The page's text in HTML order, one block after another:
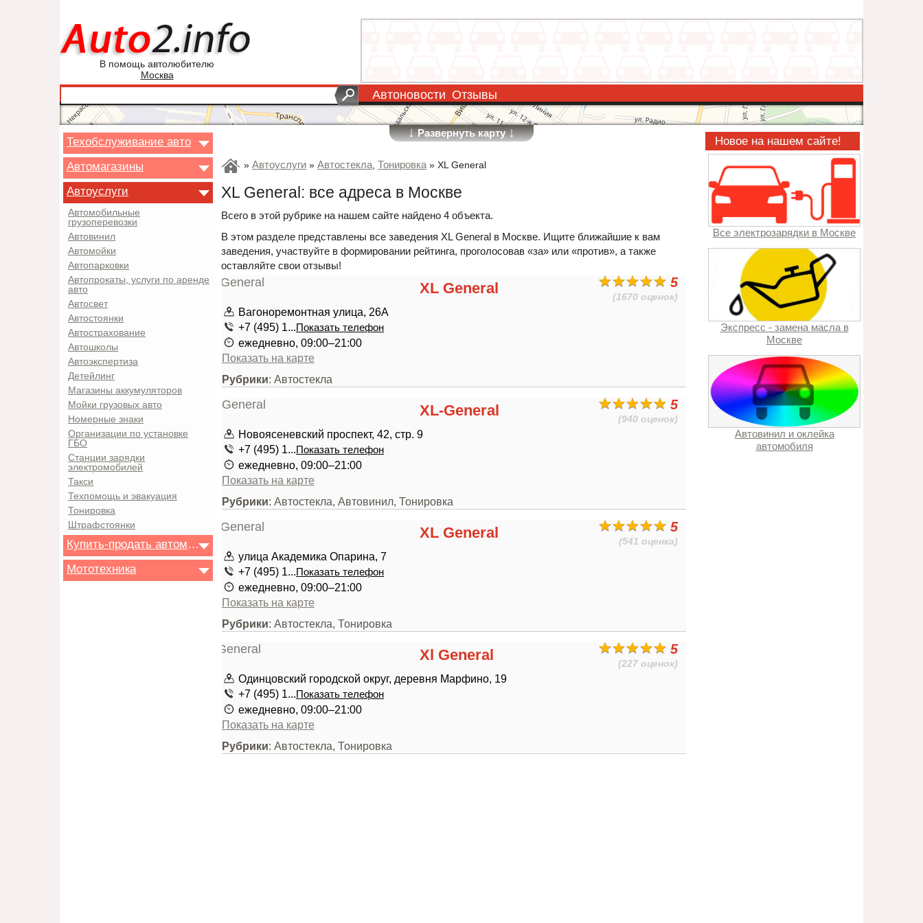
В помощь автолюбителю
Москва
Автоновости Отзывы
↓Развернуть карту↓
Техобслуживание авто
Автомагазины
Автоуслуги
Автомобильные
грузоперевозки
Автовинил
Автомойки
Автопарковки
Автопрокаты, услуги по аренде
авто
Автосвет
Автостоянки
Автострахование
Автошколы
Автоэкспертиза
Детейлинг
Магазины аккумуляторов
Мойки грузовых авто
Номерные знаки
Организации по установке
ГБО
Станции зарядки
электромобилей
Такси
Техпомощь и эвакуация
Тонировка
Штрафстоянки
Купить-продать автомобиль
Мототехника
» Автоуслуги » Автостекла, Тонировка» XL General
XL General: все адреса в Москве
Всего в этой рубрике на нашем сайте найдено 4 объекта.
В этом разделе представлены все заведения XL General в Москве. Ищите ближайшие к вам
заведения, участвуйте в формировании рейтинга, проголосовав «за» или «против», а также
оставляйте свои отзывы!
5
(1670 оценок)
XL General
Вагоноремонтная улица, 26А
+7 (495) 1...Показать телефон
ежедневно, 09:00–21:00
Показать на карте
Рубрики: Автостекла
5
(940 оценок)
XL-General
Новоясеневский проспект, 42, стр. 9
+7 (495) 1...Показать телефон
ежедневно, 09:00–21:00
Показать на карте
Рубрики: Автостекла, Автовинил, Тонировка
5
(541 оценка)
XL General
улица Академика Опарина, 7
+7 (495) 1...Показать телефон
ежедневно, 09:00–21:00
Показать на карте
Рубрики: Автостекла, Тонировка
5
(227 оценок)
Xl General
Одинцовский городской округ, деревня Марфино, 19
+7 (495) 1...Показать телефон
ежедневно, 09:00–21:00
Показать на карте
Рубрики: Автостекла, Тонировка
Новое на нашем сайте!
Все электрозарядки в Москве
Экспресс - замена масла в
Москве
Автовинил и оклейка
автомобиля